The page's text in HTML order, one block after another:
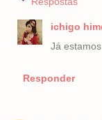
ichigo
Já
Responder